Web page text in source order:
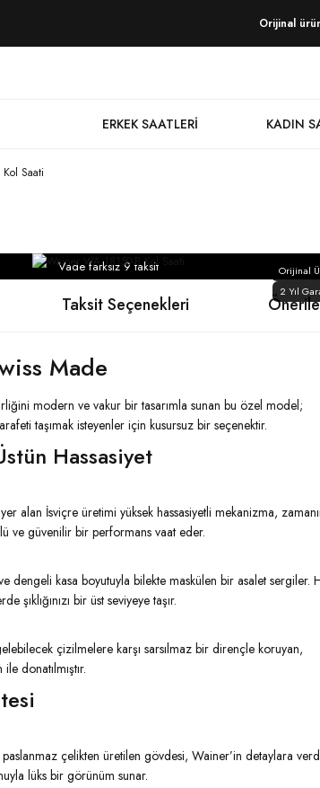
Orijinal
ERKEK SAATLERI KADIN
Saati
Orijinal
2 Yıl
Vade farksız 9 taksit
Taksit Seçenekleri
Made
modern ve vakur bir tasarımla sunan bu özel model;
taşımak isteyenler için kusursuz bir seçenektir.
Hassasiyet
alan İsviçre üretimi yüksek hassasiyetli mekanizma,
ve güvenilir bir performans vaat eder.
dengeli kasa boyutuyla bilekte maskülen bir asalet sergiler.
şıklığınızı bir üst seviyeye taşır.
çizilmelere karşı sarsılmaz bir dirençle koruyan,
donatılmıştır.
paslanmaz çelikten üretilen gövdesi, Wainer’in detaylara
lüks bir görünüm sunar.